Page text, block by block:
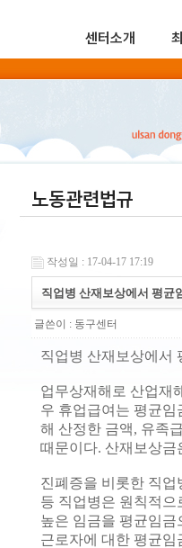
센터소개
노동관련법규
작성일 : 17-04-17 17:19
직업병 산재보상에서 평균
글쓴이 : 동구센터
직업병 산재보상에서
업무상재해로 산업재
우 휴업급여는 평균
해 산정한 금액, 유족
때문이다. 산재보상
진폐증을 비롯한 직
등 직업병은 원칙적
높은 임금을 평균임금
근로자에 대한 평균임